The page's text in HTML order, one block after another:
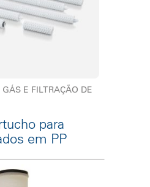
E FILTRAÇÃO DE
para
em PP